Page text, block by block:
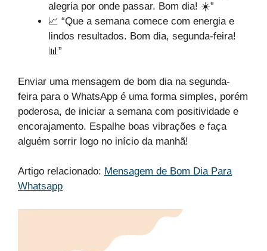
alegria por onde passar. Bom dia! ☀️”
📈 “Que a semana comece com energia e
lindos resultados. Bom dia, segunda-feira!
📊”
Enviar uma mensagem de bom dia na segunda-
feira para o WhatsApp é uma forma simples, porém
poderosa, de iniciar a semana com positividade e
encorajamento. Espalhe boas vibrações e faça
alguém sorrir logo no início da manhã!
Artigo relacionado: Mensagem de Bom Dia Para
Whatsapp​